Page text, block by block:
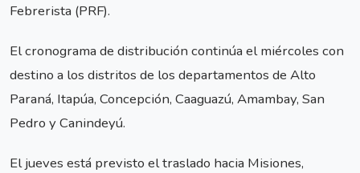
Febrerista (PRF).
El cronograma de distribución continúa el miércoles con
destino a los distritos de los departamentos de Alto
Paraná, Itapúa, Concepción, Caaguazú, Amambay, San
Pedro y Canindeyú.
El jueves está previsto el traslado hacia Misiones,